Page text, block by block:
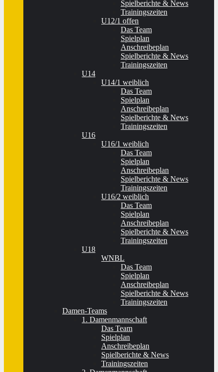
Spielberichte & News
Trainingszeiten
U12/1 offen
Das Team
Spielplan
Anschreibeplan
Spielberichte & News
Trainingszeiten
U14
U14/1 weiblich
Das Team
Spielplan
Anschreibeplan
Spielberichte & News
Trainingszeiten
U16
U16/1 weiblich
Das Team
Spielplan
Anschreibeplan
Spielberichte & News
Trainingszeiten
U16/2 weiblich
Das Team
Spielplan
Anschreibeplan
Spielberichte & News
Trainingszeiten
U18
WNBL
Das Team
Spielplan
Anschreibeplan
Spielberichte & News
Trainingszeiten
Damen-Teams
1. Damenmannschaft
Das Team
Spielplan
Anschreibeplan
Spielberichte & News
Trainingszeiten